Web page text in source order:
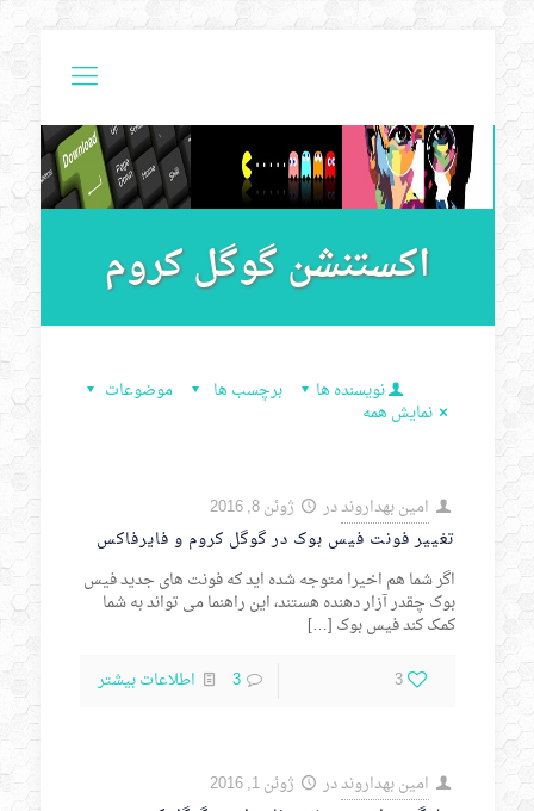
اکستنشن گوگل کروم
موضوعات برچسب ها نویسنده ها
نمایش همه
امین بهدارونددر
ژوئن 8, 2016
تغییر فونت فیس بوک در گوگل کروم و فایرفاکس
اگر شما هم اخیرا متوجه شده اید که فونت های جدید فیس
بوک چقدر آزار دهنده هستند، این راهنما می تواند به شما
کمک کند فیس بوک […]
3
3 اطلاعات بیشتر
امین بهدارونددر
ژوئن 1, 2016